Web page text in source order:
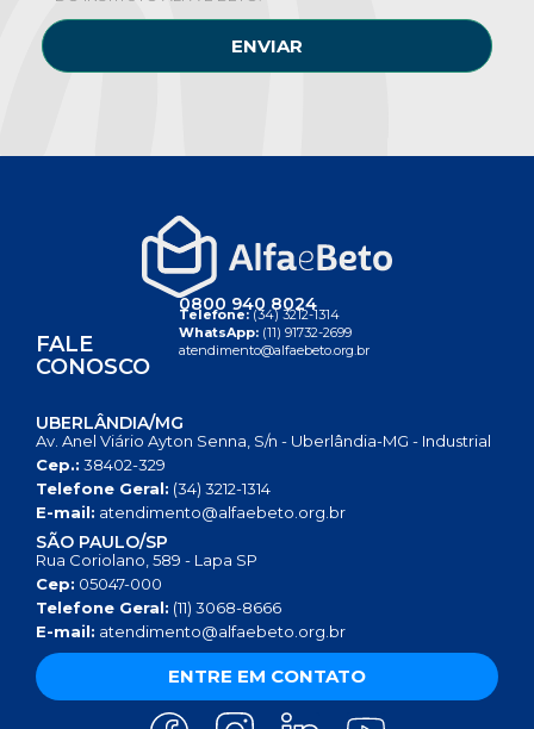
ENVIAR
FALE
CONOSCO
0800 940 8024
Telefone:(34) 3212-1314
WhatsApp: (11) 91732-2699
atendimento@alfaebeto.org.br
UBERLÂNDIA/MG
Av. Anel Viário Ayton Senna, S/n - Uberlândia-MG - Industrial
Cep.: 38402-329
Telefone Geral: (34) 3212-1314
E-mail: atendimento@alfaebeto.org.br
SÃO PAULO/SP
Rua Coriolano, 589 - Lapa SP
Cep: 05047-000
Telefone Geral: (11) 3068-8666
E-mail: atendimento@alfaebeto.org.br
ENTRE EM CONTATO